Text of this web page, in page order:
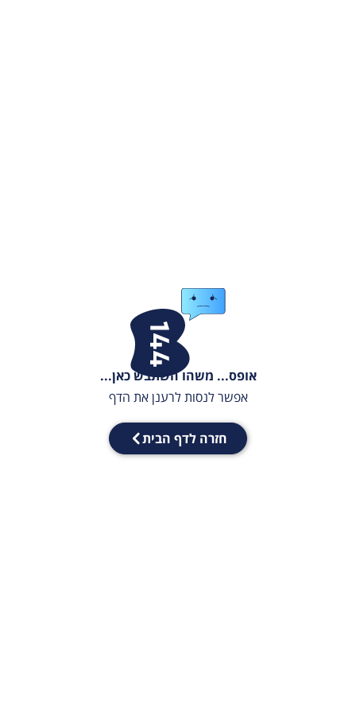
אופס... משהו השתבש כאן...
אפשר לנסות לרענן את הדף
חזרה לדף הבית